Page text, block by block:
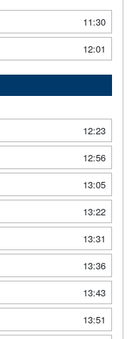
11:30
12:01
12:23
12:56
13:05
13:22
13:31
13:36
13:43
13:51